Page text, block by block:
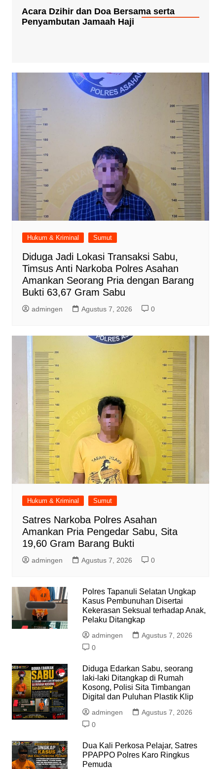
Acara Dzihir dan Doa Bersama serta
Penyambutan Jamaah Haji
Hukum & Kriminal Sumut
Diduga Jadi Lokasi Transaksi Sabu,
Timsus Anti Narkoba Polres Asahan
Amankan Seorang Pria dengan Barang
Bukti 63,67 Gram Sabu
admingen Agustus 7, 2026 0
Hukum & Kriminal Sumut
Satres Narkoba Polres Asahan
Amankan Pria Pengedar Sabu, Sita
19,60 Gram Barang Bukti
admingen Agustus 7, 2026 0
Polres Tapanuli Selatan Ungkap
Kasus Pembunuhan Disertai
Kekerasan Seksual terhadap Anak,
Pelaku Ditangkap
admingen
Agustus 7, 2026
0
Diduga Edarkan Sabu, seorang
laki-laki Ditangkap di Rumah
Kosong, Polisi Sita Timbangan
Digital dan Puluhan Plastik Klip
admingen
Agustus 7, 2026
0
Dua Kali Perkosa Pelajar, Satres
PPAPPO Polres Karo Ringkus
Pemuda